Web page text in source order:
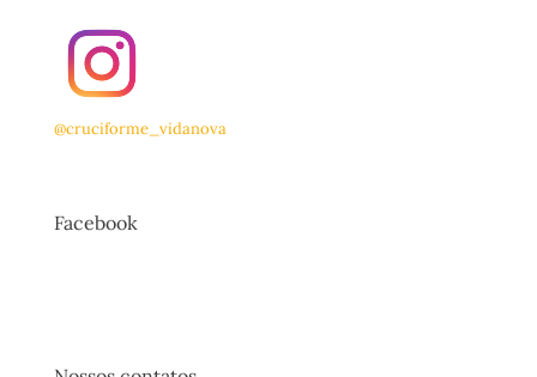
@cruciforme_vidanova
Facebook